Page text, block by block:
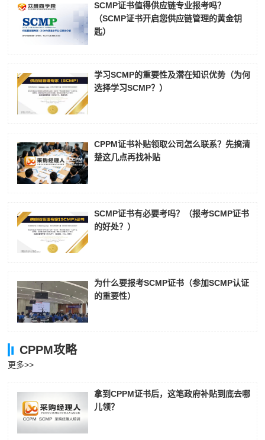
SCMP证书值得供应链专业报考吗？
（SCMP证书开启您供应链管理的黄金钥
匙）
学习SCMP的重要性及潜在知识优势（为何
选择学习SCMP？）
CPPM证书补贴领取公司怎么联系？先搞清
楚这几点再找补贴
SCMP证书有必要考吗？（报考SCMP证书
的好处？）
为什么要报考SCMP证书（参加SCMP认证
的重要性）
CPPM攻略
更多>>
拿到CPPM证书后，这笔政府补贴到底去哪
儿领？